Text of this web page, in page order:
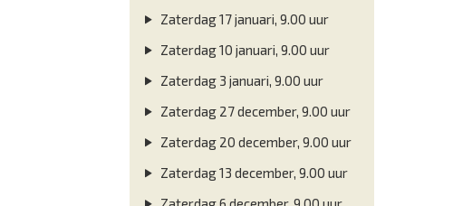
Zaterdag 17 januari, 9.00 uur
Zaterdag 10 januari, 9.00 uur
Zaterdag 3 januari, 9.00 uur
Zaterdag 27 december, 9.00 uur
Zaterdag 20 december, 9.00 uur
Zaterdag 13 december, 9.00 uur